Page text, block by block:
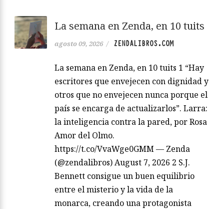
La semana en Zenda, en 10 tuits
agosto 09, 2026 / ZENDALIBROS.COM
La semana en Zenda, en 10 tuits 1 “Hay
escritores que envejecen con dignidad y
otros que no envejecen nunca porque el
país se encarga de actualizarlos”. Larra:
la inteligencia contra la pared, por Rosa
Amor del Olmo.
https://t.co/VvaWge0GMM — Zenda
(@zendalibros) August 7, 2026 2 S.J.
Bennett consigue un buen equilibrio
entre el misterio y la vida de la
monarca, creando una protagonista